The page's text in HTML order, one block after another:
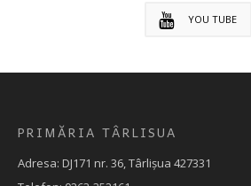
YOU TUBE
PRIMĂRIA TÂRLISUA
Adresa: DJ171 nr. 36, Târlișua 427331